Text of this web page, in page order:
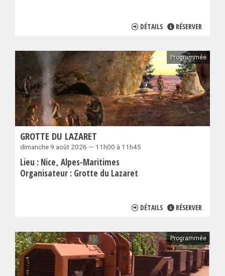
DÉTAILS RÉSERVER
Programmée
GROTTE DU LAZARET
dimanche 9 août 2026 — 11h00 à 11h45
Lieu : Nice Alpes-Maritimes
Organisateur : Grotte du Lazaret
DÉTAILS RÉSERVER
Programmée